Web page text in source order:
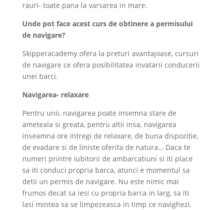
rauri- toate pana la varsarea in mare.
Unde pot face acest curs de obtinere a permisului
de navigare?
Skipperacademy ofera la preturi avantajoase, cursuri
de navigare ce ofera posibilitatea invatarii conducerii
unei barci.
Navigarea- relaxare
Pentru unii, navigarea poate insemna stare de
ameteala si greata, pentru altii insa, navigarea
inseamna ore intregi de relaxare, de buna dispozitie,
de evadare si de liniste oferita de natura… Daca te
numeri printre iubitorii de ambarcatiuni si iti place
sa iti conduci propria barca, atunci e momentul sa
detii un permis de navigare. Nu este nimic mai
frumos decat sa iesi cu propria barca in larg, sa iti
lasi mintea sa se limpezeasca in timp ce navighezi.